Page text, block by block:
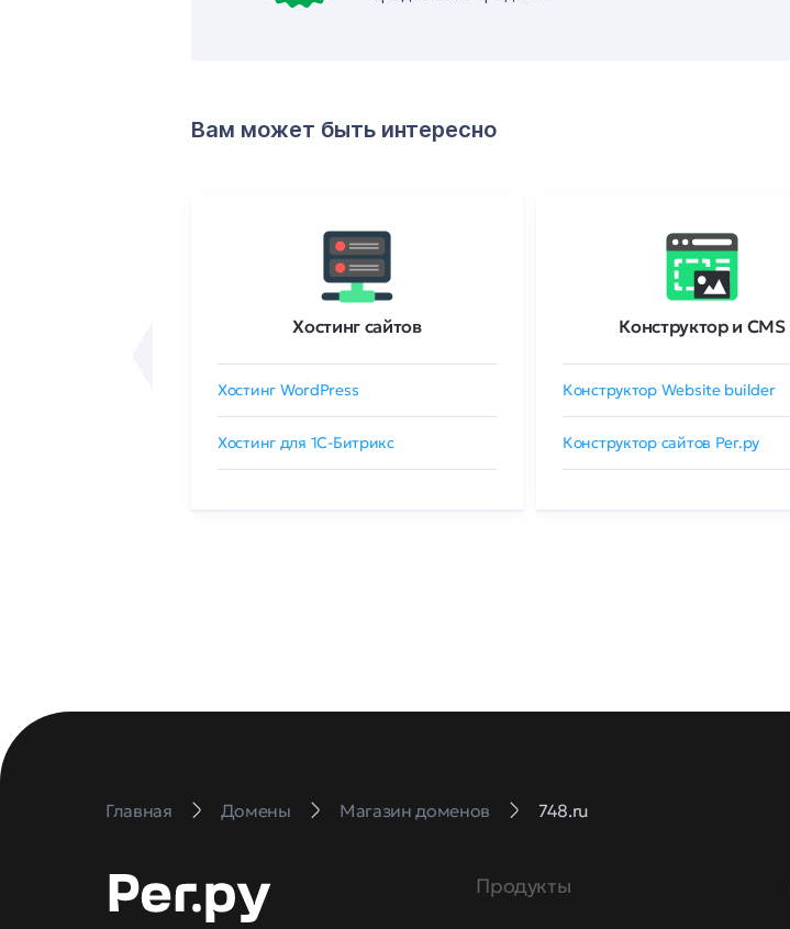
Вам может быть интересно
Хостинг сайтов
Хостинг WordPress
Хостинг для 1C-Битрикс
Конструктор и CMS
Конструктор Website builder
Конструктор сайтов Рег.ру
Главная Домены Магазин доменов 748.ru
Продукты